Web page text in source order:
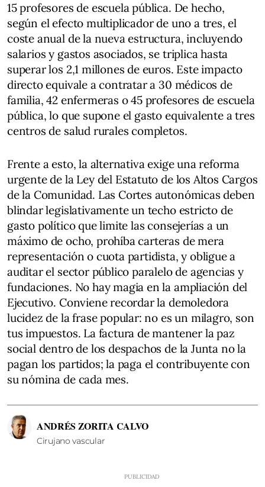
15 profesores de escuela pública. De hecho,
según el efecto multiplicador de uno a tres, el
coste anual de la nueva estructura, incluyendo
salarios y gastos asociados, se triplica hasta
superar los 2,1 millones de euros. Este impacto
directo equivale a contratar a 30 médicos de
familia, 42 enfermeras o 45 profesores de escuela
pública, lo que supone el gasto equivalente a tres
centros de salud rurales completos.
Frente a esto, la alternativa exige una reforma
urgente de la Ley del Estatuto de los Altos Cargos
de la Comunidad. Las Cortes autonómicas deben
blindar legislativamente un techo estricto de
gasto político que limite las consejerías a un
máximo de ocho, prohíba carteras de mera
representación o cuota partidista, y obligue a
auditar el sector público paralelo de agencias y
fundaciones. No hay magia en la ampliación del
Ejecutivo. Conviene recordar la demoledora
lucidez de la frase popular: no es un milagro, son
tus impuestos. La factura de mantener la paz
social dentro de los despachos de la Junta no la
pagan los partidos; la paga el contribuyente con
su nómina de cada mes.
ANDRÉS ZORITA CALVO
Cirujano vascular